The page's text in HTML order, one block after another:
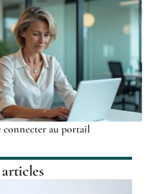
connecter au portail